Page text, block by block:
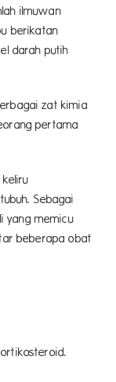
ilmuwan
berikatan
darah putih
zat kimia
pertama
Sebagai
yang memicu
beberapa obat